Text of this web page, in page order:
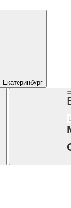
Екатеринбург